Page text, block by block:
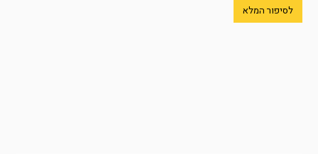
לסיפור המלא